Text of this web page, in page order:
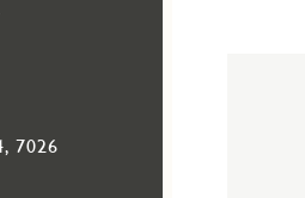
7026